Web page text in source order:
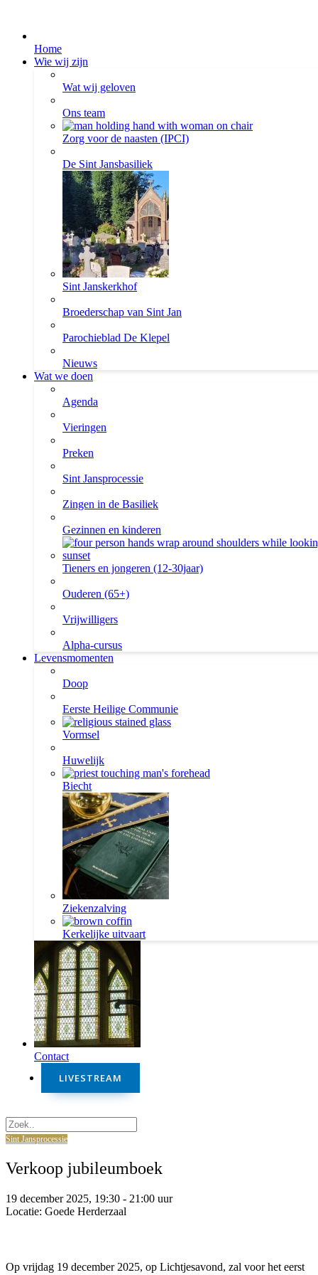
Home
Wie wij zijn
Wat wij geloven
Ons team
Zorg voor de naasten (IPCI)
De Sint Jansbasiliek
Sint Janskerkhof
Broederschap van Sint Jan
Parochieblad De Klepel
Nieuws
Wat we doen
Agenda
Vieringen
Preken
Sint Jansprocessie
Zingen in de Basiliek
Gezinnen en kinderen
Tieners en jongeren (12-30jaar)
Ouderen (65+)
Vrijwilligers
Alpha-cursus
Levensmomenten
Doop
Eerste Heilige Communie
Vormsel
Huwelijk
Biecht
Ziekenzalving
Kerkelijke uitvaart
Contact
LIVESTREAM
Sint Jansprocessie
Verkoop jubileumboek
19 december 2025, 19:30 - 21:00 uur
Locatie: Goede Herderzaal
Op vrijdag 19 december 2025, op Lichtjesavond, zal voor het eerst